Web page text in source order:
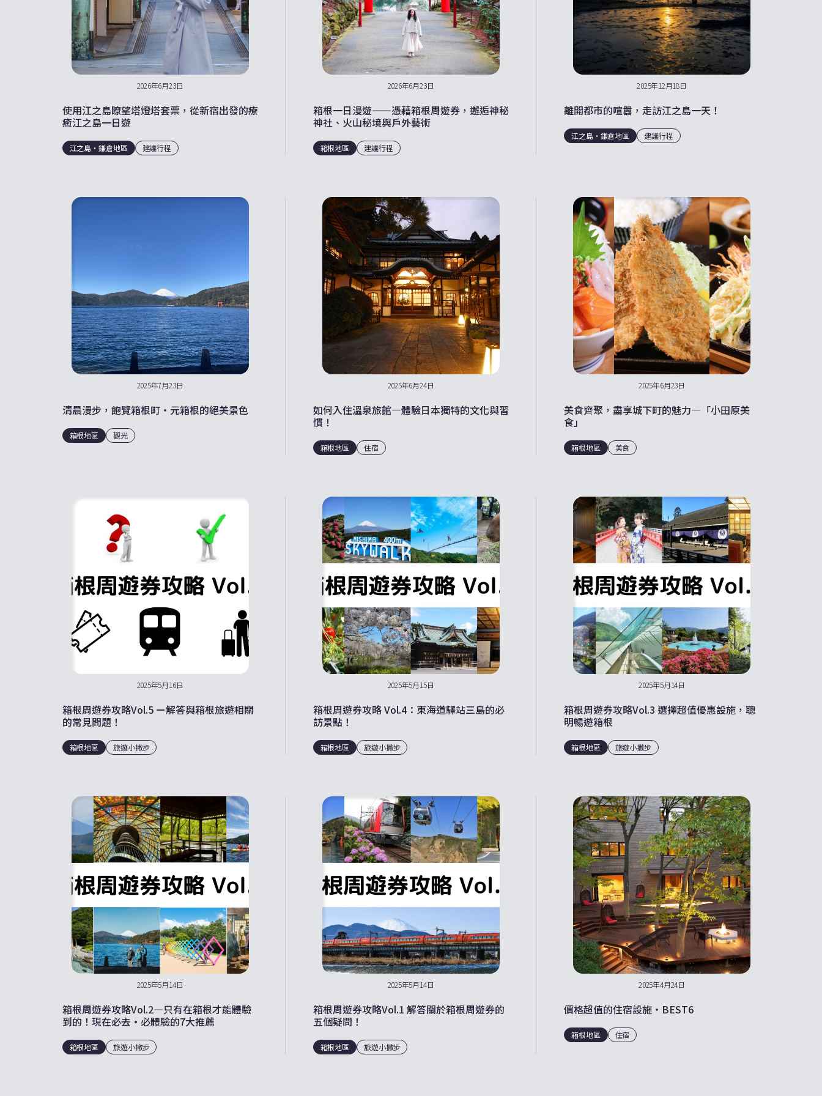
2026年6月23日
使用江之島瞭望塔燈塔套票，從新宿出發的療
癒江之島一日遊
江之島・鎌倉地區 建議行程
2026年6月23日
箱根一日漫遊——憑藉箱根周遊券，邂逅神秘
神社、火山秘境與戶外藝術
箱根地區 建議行程
2025年12月18日
離開都市的喧囂，走訪江之島一天！
江之島・鎌倉地區 建議行程
2025年7月23日
清晨漫步，飽覽箱根町・元箱根的絕美景色
箱根地區 觀光
2025年6月24日
如何入住溫泉旅館—體驗日本獨特的文化與習
慣！
箱根地區 住宿
2025年6月23日
美食齊聚，盡享城下町的魅力—「小田原美
食」
箱根地區 美食
2025年5月16日
箱根周遊券攻略Vol.5 ー解答與箱根旅遊相關
的常見問題！
箱根地區 旅遊小撇步
2025年5月15日
箱根周遊券攻略 Vol.4：東海道驛站三島的必
訪景點！
箱根地區 旅遊小撇步
2025年5月14日
箱根周遊券攻略Vol.3 選擇超值優惠設施，聰
明暢遊箱根
箱根地區 旅遊小撇步
2025年5月14日
箱根周遊券攻略Vol.2—只有在箱根才能體驗
到的！現在必去·必體驗的7大推薦
箱根地區 旅遊小撇步
2025年5月14日
箱根周遊券攻略Vol.1 解答關於箱根周遊券的
五個疑問！
箱根地區 旅遊小撇步
2025年4月24日
價格超值的住宿設施・BEST6
箱根地區 住宿